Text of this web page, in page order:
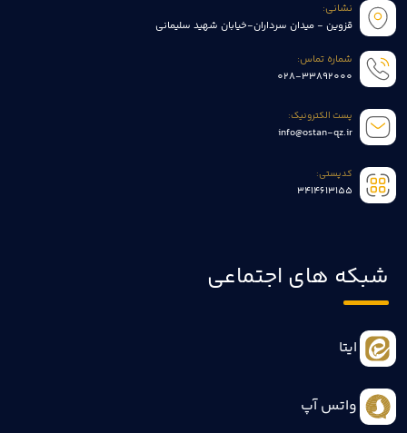
نشانی:
قزوین - میدان سرداران-خیابان شهید سلیمانی
شماره تماس:
028-33892000
پست الکترونیک:
info@ostan-qz.ir
کدپستی:
3414613155
شبکه های اجتماعی
ایتا
واتس آپ